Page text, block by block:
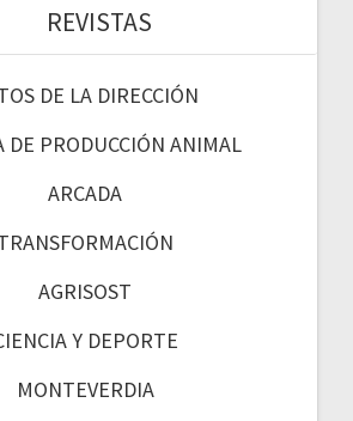
REVISTAS
DE LA DIRECCIÓN
DE PRODUCCIÓN ANIMAL
ARCADA
AGRISOST
Y DEPORTE
MONTEVERDIA